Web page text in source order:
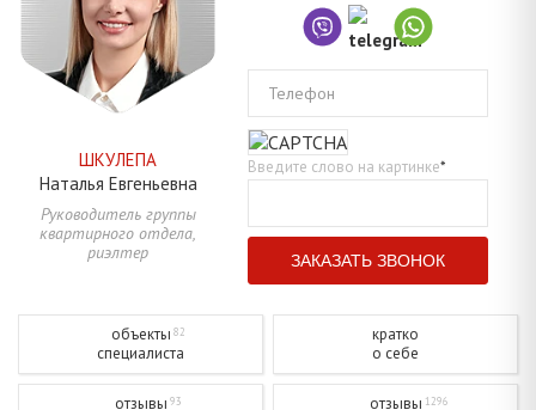
ШКУЛЕПА
Наталья Евгеньевна
Руководитель группы
квартирного отдела,
риэлтер
Телефон
Введите слово на картинке*
объекты 82
специалиста
кратко
о себе
отзывы 93 отзывы 1296